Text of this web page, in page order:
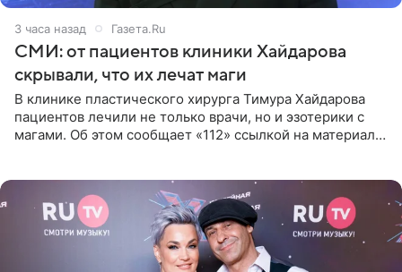
3 часа назад Газета.Ru
СМИ: от пациентов клиники Хайдарова
скрывали, что их лечат маги
В клинике пластического хирурга Тимура Хайдарова
пациентов лечили не только врачи, но и эзотерики с
магами. Об этом сообщает «112» ссылкой на материалы